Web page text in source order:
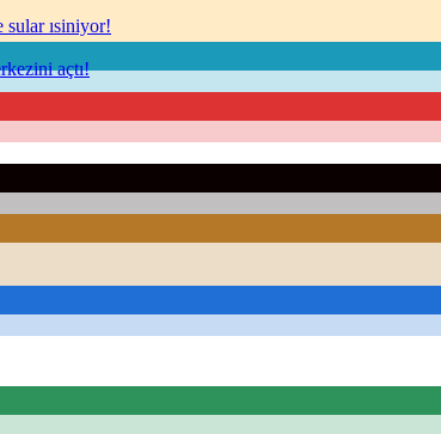
sular ısiniyor!
açtı!